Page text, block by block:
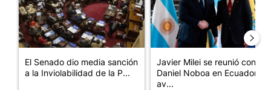
El Senado dio media sanción
a la Inviolabilidad de la P...
Javier Milei se reunió con
Daniel Noboa en Ecuador y
av...